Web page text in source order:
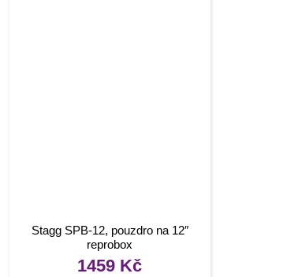
Stagg SPB-12, pouzdro na 12″
reprobox
1459 Kč